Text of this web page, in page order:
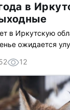
в
в Иркутскую
ожидается
12